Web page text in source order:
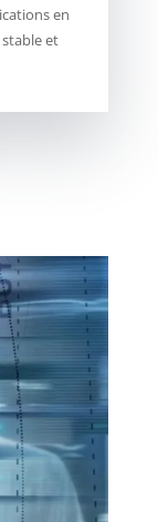
en
et